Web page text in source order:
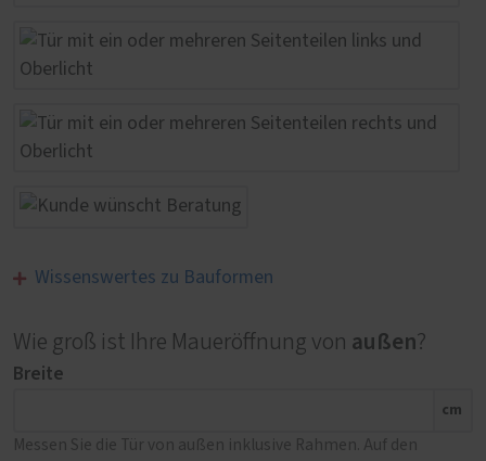
Wissenswertes zu Bauformen
Wie groß ist Ihre Maueröffnung von außen?
Breite
cm
Messen Sie die Tür von außen inklusive Rahmen. Auf den